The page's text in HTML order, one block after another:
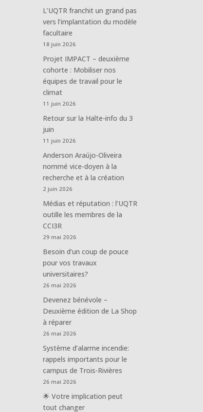
L’UQTR franchit un grand pas
vers l’implantation du modèle
facultaire
18 juin 2026
Projet IMPACT – deuxième
cohorte : Mobiliser nos
équipes de travail pour le
climat
11 juin 2026
Retour sur la Halte-info du 3
juin
11 juin 2026
Anderson Araújo-Oliveira
nommé vice-doyen à la
recherche et à la création
2 juin 2026
Médias et réputation : l’UQTR
outille les membres de la
CCI3R
29 mai 2026
Besoin d’un coup de pouce
pour vos travaux
universitaires?
26 mai 2026
Devenez bénévole –
Deuxième édition de La Shop
à réparer
26 mai 2026
Système d’alarme incendie:
rappels importants pour le
campus de Trois-Rivières
26 mai 2026
🌟 Votre implication peut
tout changer